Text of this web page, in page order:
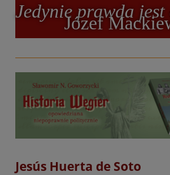
Jedynie prawda
Józef
Jesús Huerta de Soto